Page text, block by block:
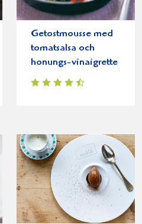
Getostmousse med
tomatsalsa och
honungs-vinaigrette